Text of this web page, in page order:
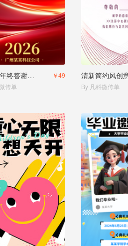
红金风年终答谢会邀请函年会邀请函
￥49
传单
By 凡科微传单